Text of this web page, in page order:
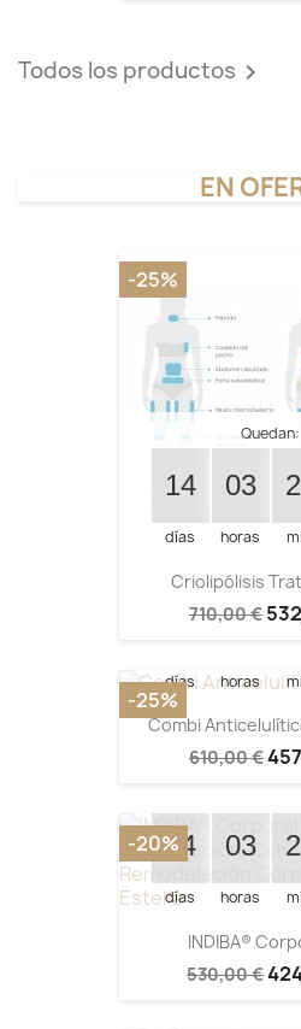
Todos los productos 
EN
Quedan:
14
días
03
horas
Criolipólisis
710,00 €
-25%
Quedan:
14
días
03
horas
Combi
610,00 €
-25%
14
días
03
horas
INDIBA®
530,00 €
-20%
Quedan:
14 03